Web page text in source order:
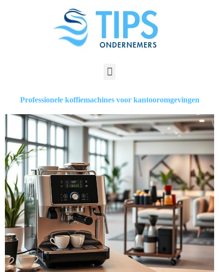
Professionele koffiemachines voor kantooromgevingen